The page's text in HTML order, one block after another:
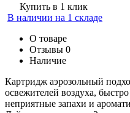
Купить в 1 клик
В наличии на 1 складе
О товаре
Отзывы 0
Наличие
Картридж аэрозольный
освежителей воздуха,
неприятные запахи и